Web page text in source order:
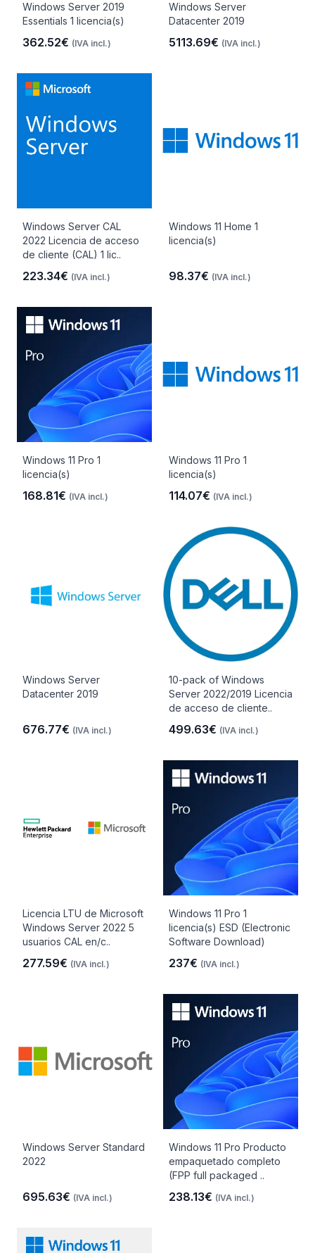
Windows Server 2019
Essentials 1 licencia(s)
362.52€ (IVA incl.)
Windows Server
Datacenter 2019
5113.69€ (IVA incl.)
Windows Server CAL
2022 Licencia de acceso
de cliente (CAL) 1 lic..
223.34€ (IVA incl.)
Windows 11 Home 1
licencia(s)
98.37€ (IVA incl.)
Windows 11 Pro 1
licencia(s)
168.81€ (IVA incl.)
Windows 11 Pro 1
licencia(s)
114.07€ (IVA incl.)
Windows Server
Datacenter 2019
676.77€ (IVA incl.)
10-pack of Windows
Server 2022/2019 Licencia
de acceso de cliente..
499.63€ (IVA incl.)
Licencia LTU de Microsoft
Windows Server 2022 5
usuarios CAL en/c..
277.59€ (IVA incl.)
Windows 11 Pro 1
licencia(s) ESD (Electronic
Software Download)
237€ (IVA incl.)
Windows Server Standard
2022
695.63€ (IVA incl.)
Windows 11 Pro Producto
empaquetado completo
(FPP full packaged ..
238.13€ (IVA incl.)